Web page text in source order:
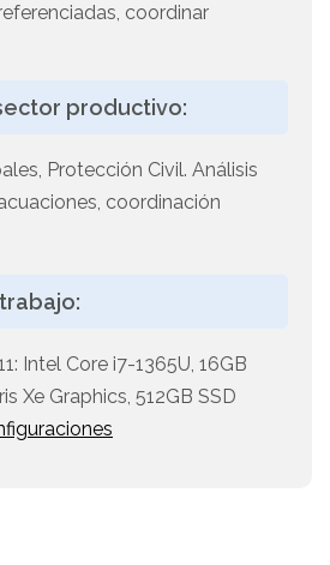
coordinar
productivo:
Protección Civil. Análisis
coordinación
Intel Core i7-1365U, 16GB
Xe Graphics, 512GB SSD